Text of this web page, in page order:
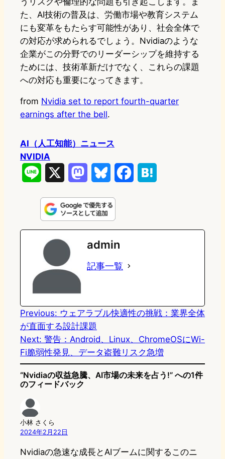
た、AI技術の普及は、労働市場や教育システム
にも変革をもたらす可能性があり、社会全体で
の対応が求められるでしょう。Nvidiaのような
企業がこの分野でのリーダーシップを維持する
ためには、技術革新だけでなく、これらの課題
への対応も重要になってきます。
from Nvidia set to report fourth-quarter
earnings after the bell.
AI（人工知能）ニュース
NVIDIA
n
e
s
t
o
d
n
u
e
s
k
e
k
e
admin
記事一覧
Previous: ウェアラブル快適性の挑戦：業界全体
が直面する設計課題
Next: 警告：Android、Linux、ChromeOSにWi-
Fi脆弱性発見、データ盗難リスク急増
“Nvidiaの収益急騰、AI市場の未来を占う!” への1件
のフィードバック
小林 さくら
2024年2月22日
Nvidiaの急速な成長とAIブームに関するこのニ